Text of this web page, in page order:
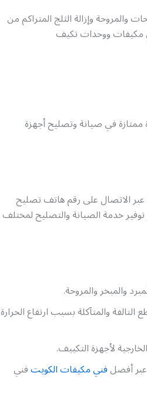
وإزالة الثلج المتراكم من
مكيفات ووحدات تكيف
في صيانة وتصليح أجهزة
الاتصال على رقم هاتف تصليح
خدمة الصيانة والتصليح لمختلف
والمبخر والمروحة.
والمتآكلة بسبب ارتفاع الحرارة
لأجهزة التكييف.
أفضلفني مكيفات الكويتفني